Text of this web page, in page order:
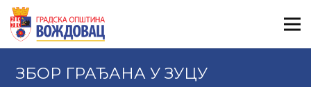
ЗБОР ГРАЂАНА У ЗУЦУ